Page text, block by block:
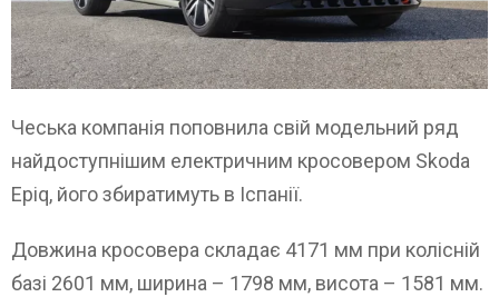
Чеська компанія поповнила свій модельний ряд
найдоступнішим електричним кросовером Skoda
Epiq, його збиратимуть в Іспанії.
Довжина кросовера складає 4171 мм при колісній
базі 2601 мм, ширина – 1798 мм, висота – 1581 мм.